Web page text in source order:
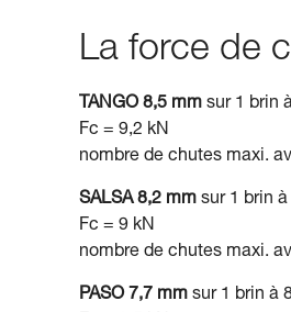
La force de
TANGO 8,5 mm sur 1 brin
Fc = 9,2 kN
nombre de chutes maxi.
SALSA 8,2 mm sur 1 brin à
Fc = 9 kN
nombre de chutes maxi.
PASO 7,7 mm sur 1 brin à